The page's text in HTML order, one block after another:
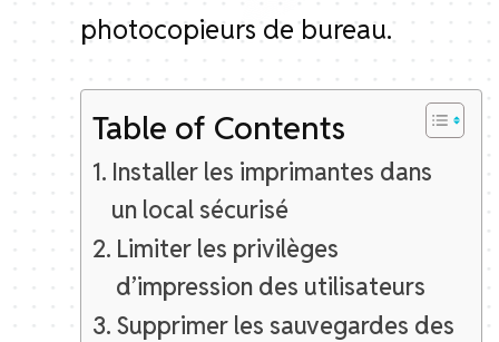
photocopieurs de bureau.
Table of Contents
Installer les imprimantes dans
un local sécurisé
Limiter les privilèges
d’impression des utilisateurs
Supprimer les sauvegardes des